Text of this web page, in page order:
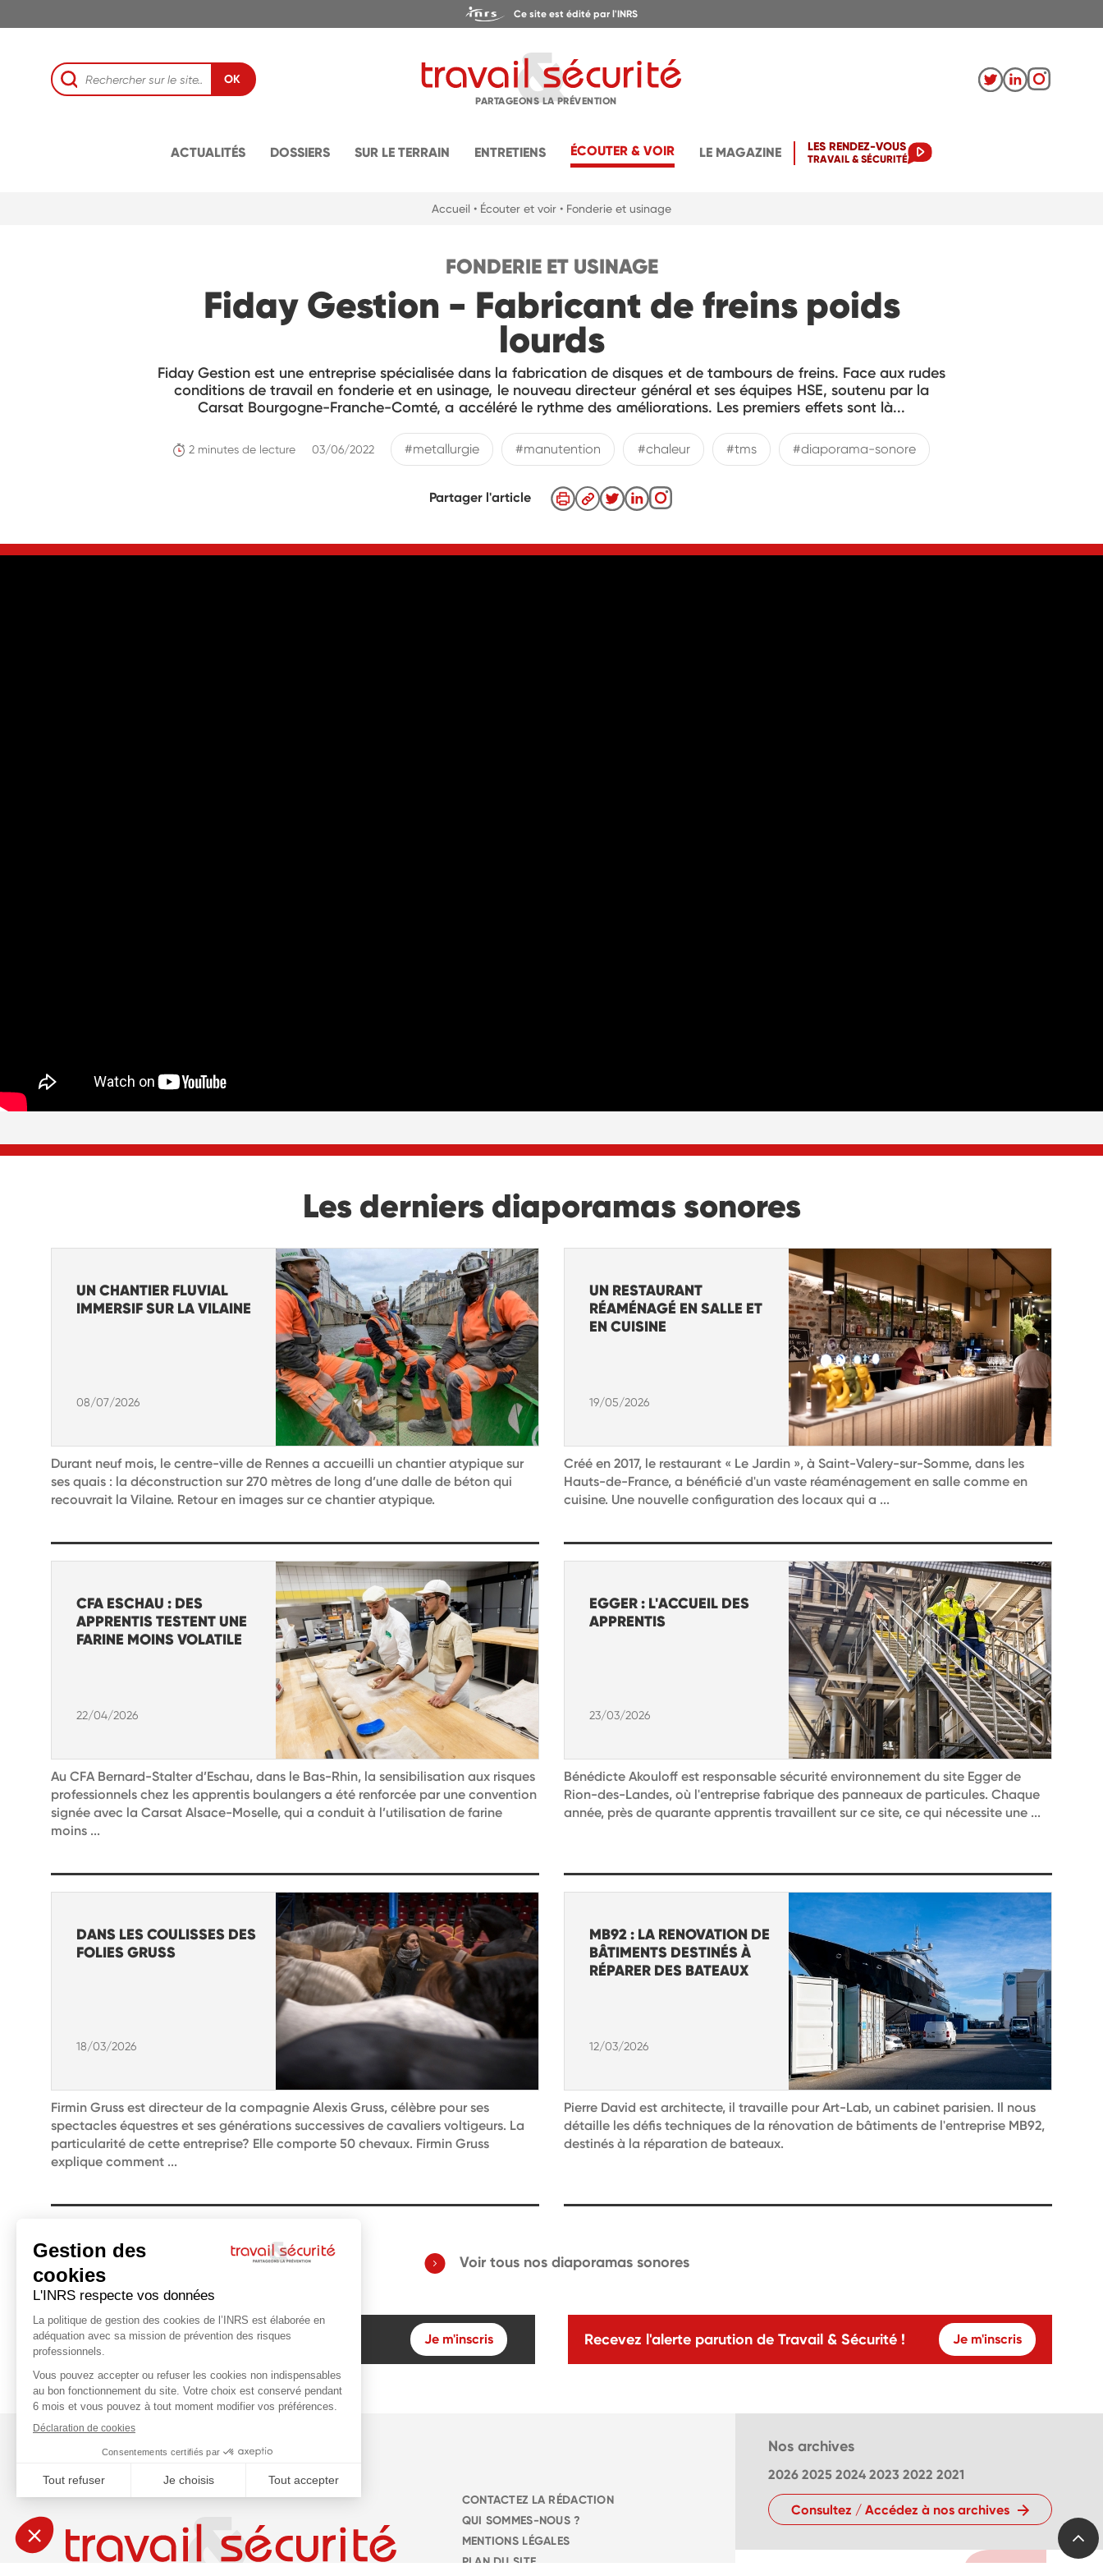
Ce site est édité par l'INRS
OK
PARTAGEONS LA PRÉVENTION
ACTUALITÉS DOSSIERS SUR LE TERRAIN ENTRETIENS ÉCOUTER & VOIR LE MAGAZINE LES RENDEZ-VOUS
TRAVAIL & SÉCURITÉ
Accueil • Écouter et voir • Fonderie et usinage
FONDERIE ET USINAGE
Fiday Gestion - Fabricant de freins poids
lourds
Fiday Gestion est une entreprise spécialisée dans la fabrication de disques et de tambours de freins. Face aux rudes
conditions de travail en fonderie et en usinage, le nouveau directeur général et ses équipes HSE, soutenu par la
Carsat Bourgogne-Franche-Comté, a accéléré le rythme des améliorations. Les premiers effets sont là...
2 minutes de lecture 03/06/2022 #metallurgie #manutention #chaleur #tms #diaporama-sonore
Partager l'article
Les derniers diaporamas sonores
UN CHANTIER FLUVIAL
IMMERSIF SUR LA VILAINE
08/07/2026
Durant neuf mois, le centre-ville de Rennes a accueilli un chantier atypique sur
ses quais : la déconstruction sur 270 mètres de long d’une dalle de béton qui
recouvrait la Vilaine. Retour en images sur ce chantier atypique.
UN RESTAURANT
RÉAMÉNAGÉ EN SALLE ET
EN CUISINE
19/05/2026
Créé en 2017, le restaurant « Le Jardin », à Saint-Valery-sur-Somme, dans les
Hauts-de-France, a bénéficié d'un vaste réaménagement en salle comme en
cuisine. Une nouvelle configuration des locaux qui a ...
CFA ESCHAU : DES
APPRENTIS TESTENT UNE
FARINE MOINS VOLATILE
22/04/2026
Au CFA Bernard-Stalter d’Eschau, dans le Bas-Rhin, la sensibilisation aux risques
professionnels chez les apprentis boulangers a été renforcée par une convention
signée avec la Carsat Alsace-Moselle, qui a conduit à l’utilisation de farine
moins ...
EGGER : L'ACCUEIL DES
APPRENTIS
23/03/2026
Bénédicte Akouloff est responsable sécurité environnement du site Egger de
Rion-des-Landes, où l'entreprise fabrique des panneaux de particules. Chaque
année, près de quarante apprentis travaillent sur ce site, ce qui nécessite une ...
DANS LES COULISSES DES
FOLIES GRUSS
18/03/2026
Firmin Gruss est directeur de la compagnie Alexis Gruss, célèbre pour ses
spectacles équestres et ses générations successives de cavaliers voltigeurs. La
particularité de cette entreprise? Elle comporte 50 chevaux. Firmin Gruss
explique comment ...
MB92 : LA RENOVATION DE
BÂTIMENTS DESTINÉS À
RÉPARER DES BATEAUX
12/03/2026
Pierre David est architecte, il travaille pour Art-Lab, un cabinet parisien. Il nous
détaille les défis techniques de la rénovation de bâtiments de l'entreprise MB92,
destinés à la réparation de bateaux.
Voir tous nos diaporamas sonores
Abonnez-vous à la newsletter de l'INRS ! Je m'inscris Recevez l'alerte parution de Travail & Sécurité ! Je m'inscris
CONTACTEZ LA RÉDACTION
QUI SOMMES-NOUS ?
MENTIONS LÉGALES
PLAN DU SITE
Nos archives
2026 2025 2024 2023 2022 2021
Consultez / Accédez à nos archives